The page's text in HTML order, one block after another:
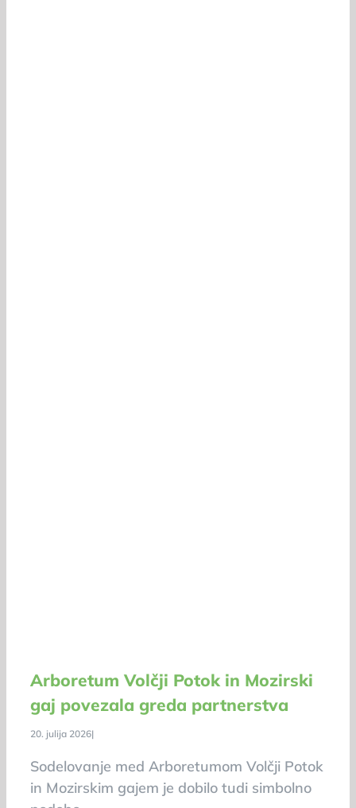
Arboretum Volčji Potok in Mozirski
gaj povezala greda partnerstva
20. julija 2026|
Sodelovanje med Arboretumom Volčji Potok
in Mozirskim gajem je dobilo tudi simbolno